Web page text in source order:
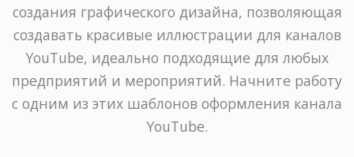
создания графического дизайна, позволяющая
создавать красивые иллюстрации для каналов
YouTube, идеально подходящие для любых
предприятий и мероприятий. Начните работу
с одним из этих шаблонов оформления канала
YouTube.